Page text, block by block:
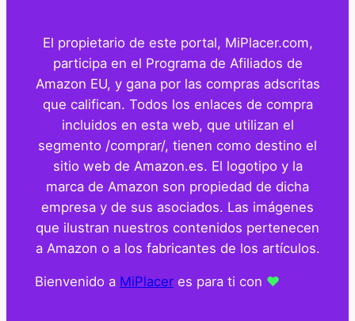
El propietario de este portal, MiPlacer.com,
participa en el Programa de Afiliados de
Amazon EU, y gana por las compras adscritas
que califican. Todos los enlaces de compra
incluidos en esta web, que utilizan el
segmento /comprar/, tienen como destino el
sitio web de Amazon.es. El logotipo y la
marca de Amazon son propiedad de dicha
empresa y de sus asociados. Las imágenes
que ilustran nuestros contenidos pertenecen
a Amazon o a los fabricantes de los artículos.
Bienvenido a MiPlaceres para ti con ❤